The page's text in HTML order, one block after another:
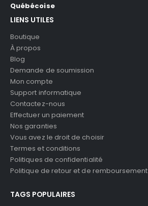
Québécoise
LIENS UTILES
Boutique
À propos
Blog
Demande de soumission
Mon compte
Support informatique
Contactez-nous
Effectuer un paiement
Nos garanties
Vous avez le droit de choisir
Termes et conditions
Politiques de confidentialité
Politique de retour et de remboursement
TAGS POPULAIRES